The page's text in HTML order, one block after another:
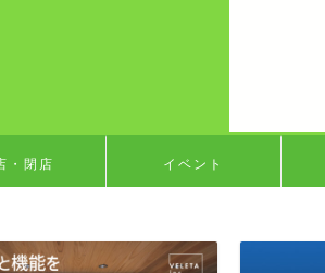
・閉店 イベント